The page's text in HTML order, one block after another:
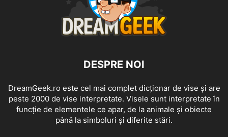
DESPRE NOI
DreamGeek.ro este cel mai complet dicționar de vise și are
peste 2000 de vise interpretate. Visele sunt interpretate în
funcție de elementele ce apar, de la animale și obiecte
până la simboluri și diferite stări.